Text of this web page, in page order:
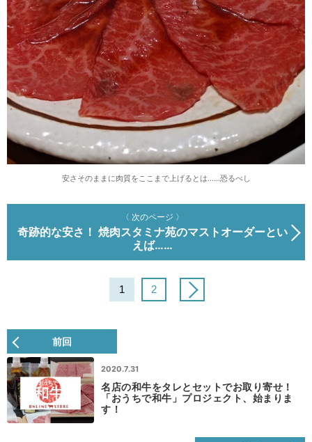
安さそのままに肉質をここまで上げるとは……恐るべし
〈 次のページ 〉
奇跡的な安さ！ 焼肉スタミナ苑のマストオーダーとい
えば……
1 2
前回
2020.7.31
名店の和牛をタレとセットでお取り寄せ！
「おうちで和牛」プロジェクト、始まりま
す！